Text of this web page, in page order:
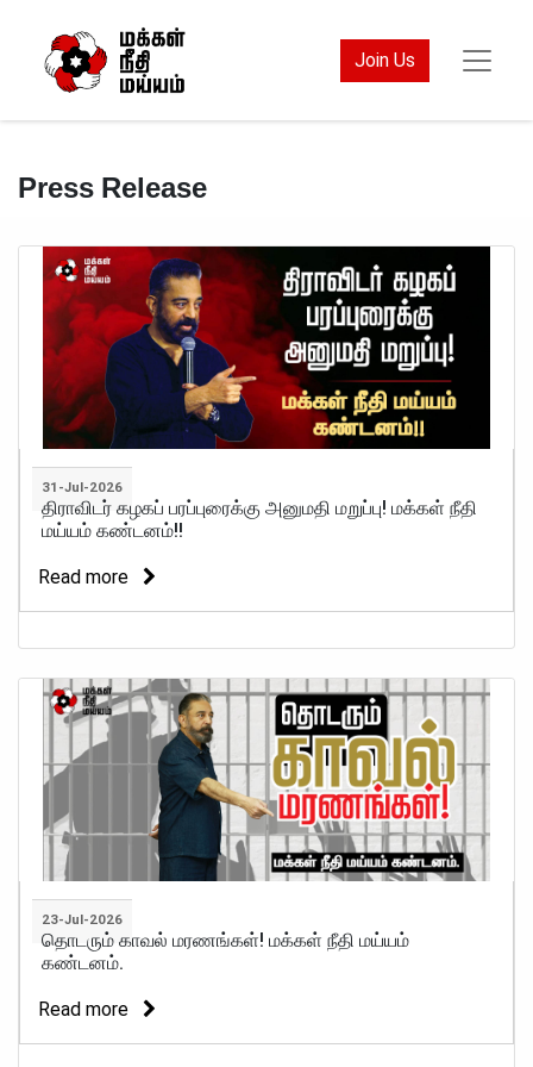
Join Us
Press Release
திராவிடர் கழகப் பரப்புரைக்கு அனுமதி மறுப்பு! மக்கள் நீதி
மய்யம் கண்டனம்!!
31-Jul-2026
Read more
தொடரும் காவல் மரணங்கள்! மக்கள் நீதி மய்யம்
கண்டனம்.
23-Jul-2026
Read more